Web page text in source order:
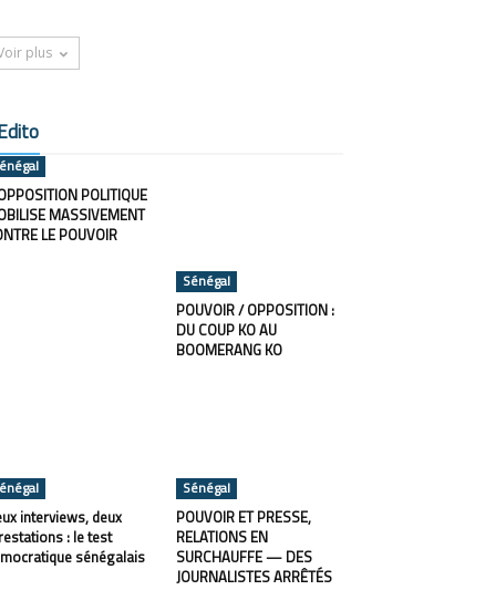
plus
POLITIQUE
MASSIVEMENT
LE POUVOIR
Sénégal
POUVOIR / OPPOSITION :
DU COUP KO AU
BOOMERANG KO
interviews, deux
: le test
sénégalais
Sénégal
POUVOIR ET PRESSE,
RELATIONS EN
SURCHAUFFE — DES
JOURNALISTES ARRÊTÉS